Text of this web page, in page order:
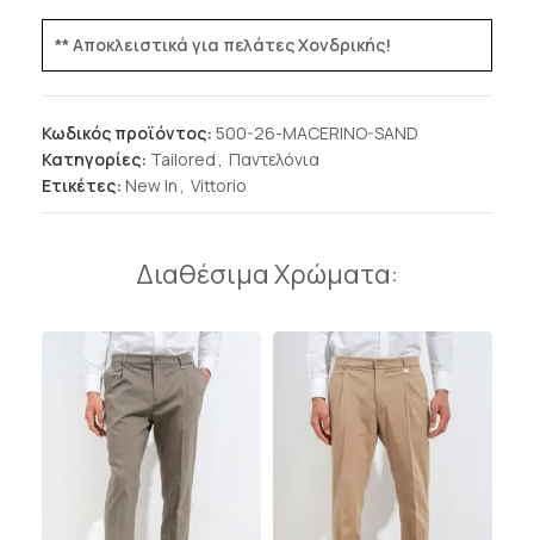
** Αποκλειστικά για πελάτες Χονδρικής!
Κωδικός προϊόντος: 500-26-MACERINO-SAND
Κατηγορίες: Tailored , Παντελόνια
Ετικέτες: New In , Vittorio
Διαθέσιμα Χρώματα: